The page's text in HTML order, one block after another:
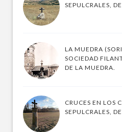
SEPULCRALES,
LA MUEDRA
SOCIEDAD
DE LA MUEDRA.
CRUCES EN LOS
SEPULCRALES,